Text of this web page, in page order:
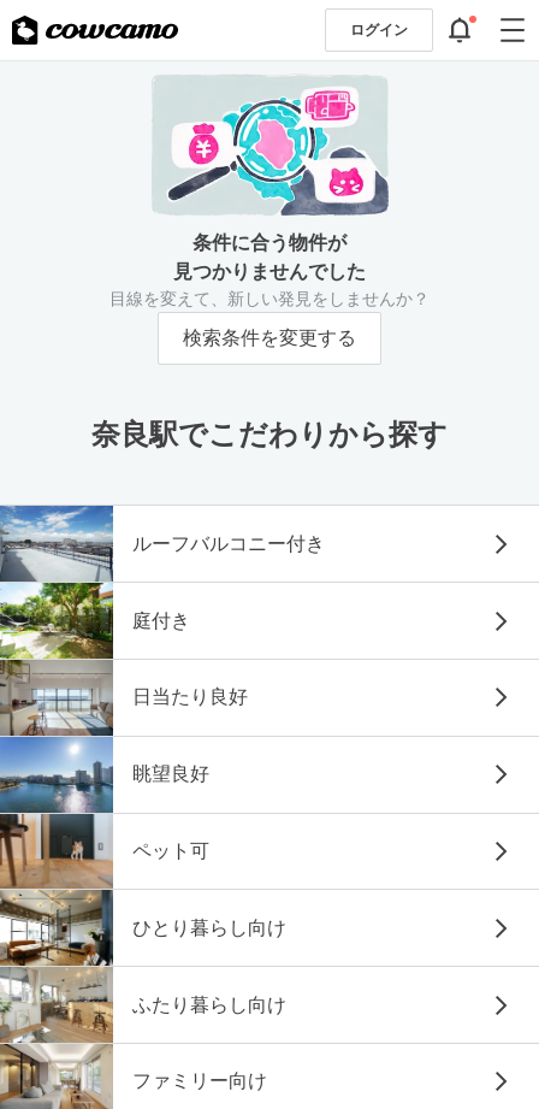
ログイン
条件に合う物件が
見つかりませんでした
目線を変えて、新しい発見をしませんか？
検索条件を変更する
奈良駅でこだわりから探す
ルーフバルコニー付き
庭付き
日当たり良好
眺望良好
ペット可
ひとり暮らし向け
ふたり暮らし向け
ファミリー向け